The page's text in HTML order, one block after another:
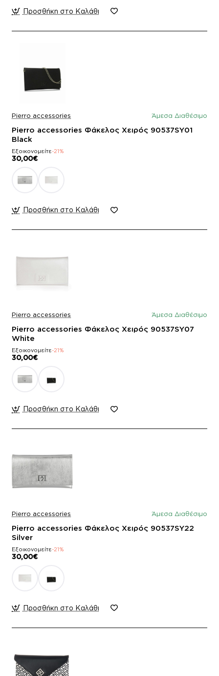
Προσθήκη στο Καλάθι
Pierro accessories Άμεσα Διαθέσιμο
Pierro accessories Φάκελος Χειρός 90537SY01
Black
Εξοικονομείτε-21%
30,00€
Προσθήκη στο Καλάθι
Pierro accessories Άμεσα Διαθέσιμο
Pierro accessories Φάκελος Χειρός 90537SY07
White
Εξοικονομείτε-21%
30,00€
Προσθήκη στο Καλάθι
Pierro accessories Άμεσα Διαθέσιμο
Pierro accessories Φάκελος Χειρός 90537SY22
Silver
Εξοικονομείτε-21%
30,00€
Προσθήκη στο Καλάθι